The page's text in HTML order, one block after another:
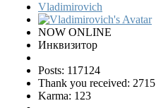
Vladimirovich
NOW ONLINE
Инквизитор
Posts: 117124
Thank you received: 2715
Karma: 123